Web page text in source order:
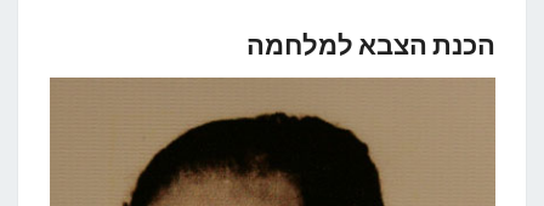
הכנת הצבא למלחמה